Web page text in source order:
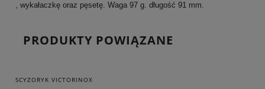
, wykałaczkę oraz pęsetę. Waga 97 g. długość 91 mm.
PRODUKTY POWIĄZANE
SCYZORYK VICTORINOX